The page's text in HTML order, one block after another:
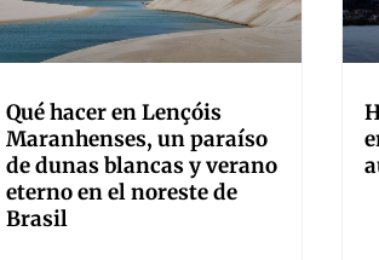
Qué hacer en Lençóis
Maranhenses, un paraíso
de dunas blancas y verano
eterno en el noreste de
Brasil